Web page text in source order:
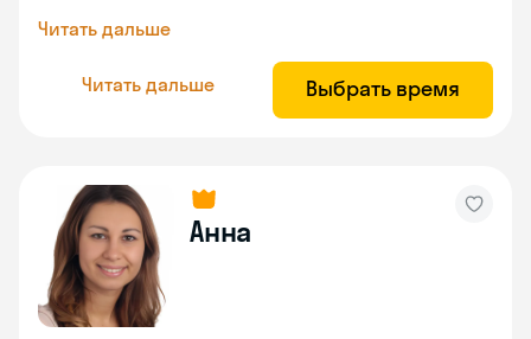
Читать дальше
Читать дальше Выбрать время
Анна